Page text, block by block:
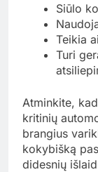
Siūlo
Teikia
Turi
Atminkite,
kritinių
brangius
kokybišką
didesnių